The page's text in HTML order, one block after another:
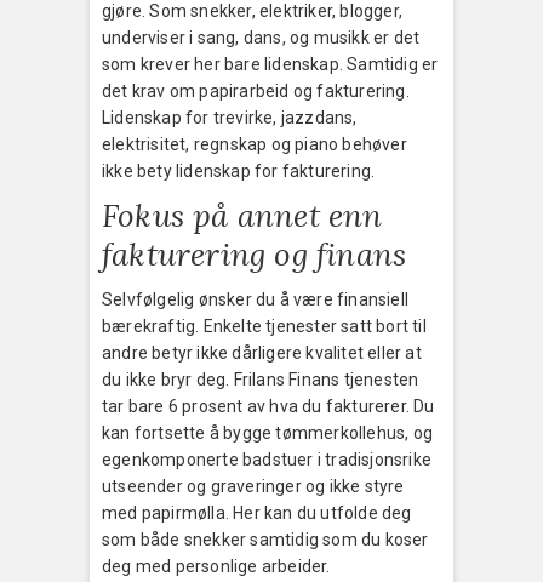
gjøre. Som snekker, elektriker, blogger,
underviser i sang, dans, og musikk er det
som krever her bare lidenskap. Samtidig er
det krav om papirarbeid og fakturering.
Lidenskap for trevirke, jazzdans,
elektrisitet, regnskap og piano behøver
ikke bety lidenskap for fakturering.
Fokus på annet enn
fakturering og finans
Selvfølgelig ønsker du å være finansiell
bærekraftig. Enkelte tjenester satt bort til
andre betyr ikke dårligere kvalitet eller at
du ikke bryr deg. Frilans Finans tjenesten
tar bare 6 prosent av hva du fakturerer. Du
kan fortsette å bygge tømmerkollehus, og
egenkomponerte badstuer i tradisjonsrike
utseender og graveringer og ikke styre
med papirmølla. Her kan du utfolde deg
som både snekker samtidig som du koser
deg med personlige arbeider.